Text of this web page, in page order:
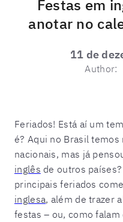
Festas em
anotar no
11 de
Author:
Feriados! Está aí um
é? Aqui no Brasil
nacionais, mas já
inglês de outros
principais feriados
inglesa, além de trazer
festas – ou, como falam